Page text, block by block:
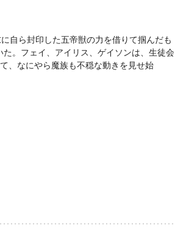
自ら封印した五帝獣の力を借りて掴んだも
。フェイ、アイリス、ゲイソンは、生徒会
、なにやら魔族も不穏な動きを見せ始